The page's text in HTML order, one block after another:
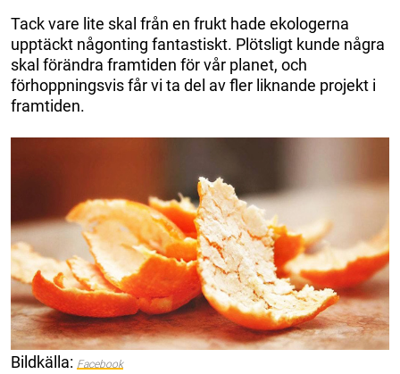
Tack vare lite skal från en frukt hade ekologerna
upptäckt någonting fantastiskt. Plötsligt kunde några
skal förändra framtiden för vår planet, och
förhoppningsvis får vi ta del av fler liknande projekt i
framtiden.
Bildkälla: Facebook